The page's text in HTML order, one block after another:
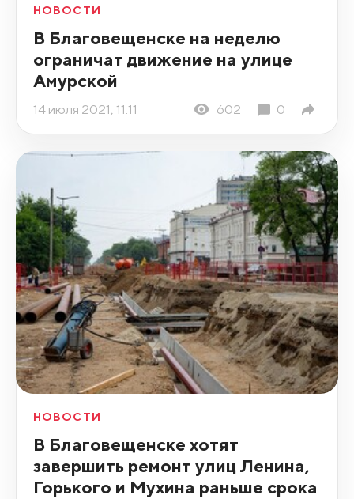
НОВОСТИ
В Благовещенске на неделю
ограничат движение на улице
Амурской
14 июля 2021, 11:11 602 0
НОВОСТИ
В Благовещенске хотят
завершить ремонт улиц Ленина,
Горького и Мухина раньше срока